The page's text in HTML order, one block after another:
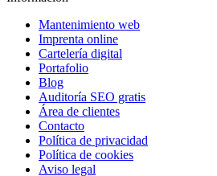
Mantenimiento web
Imprenta online
Cartelería digital
Portafolio
Blog
Auditoría SEO gratis
Área de clientes
Contacto
Política de privacidad
Política de cookies
Aviso legal